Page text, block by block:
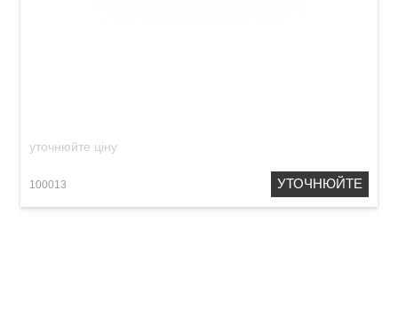
уточнюйте ціну
100013 УТОЧНЮЙТЕ